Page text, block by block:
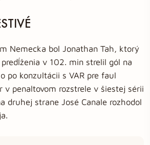
Nemecka bol Jonathan Tah, ktorý
v 102. min strelil gól na
po konzultácii s VAR pre faul
v penaltovom rozstrele v šiestej sérii
druhej strane José Canale rozhodol